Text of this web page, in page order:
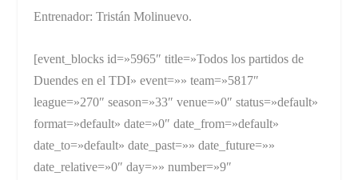
Entrenador: Tristán Molinuevo.
[event_blocks id=»5965″ title=»Todos los partidos de
Duendes en el TDI» event=»» team=»5817″
league=»270″ season=»33″ venue=»0″ status=»default»
format=»default» date=»0″ date_from=»default»
date_to=»default» date_past=»» date_future=»»
date_relative=»0″ day=»» number=»9″